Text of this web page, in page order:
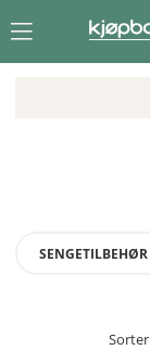
SENGETILBEHØR